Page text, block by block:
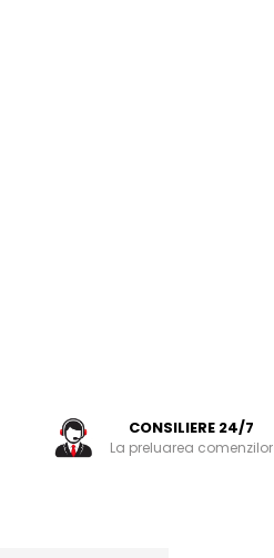
CONSILIERE 24/7
La preluarea comenzilor